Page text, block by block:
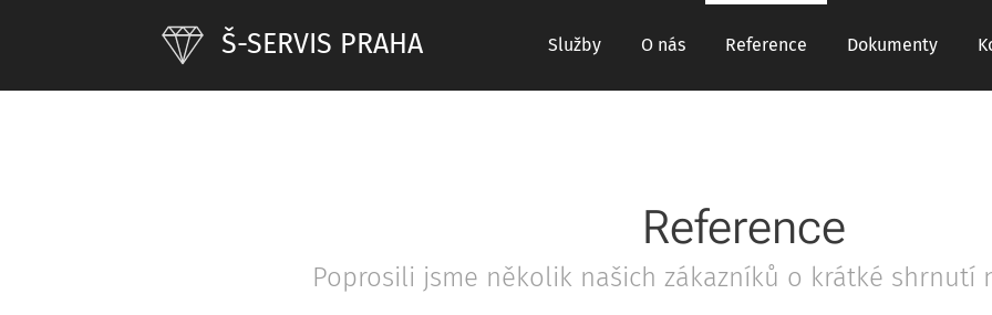
Š-SERVIS PRAHA Služby O nás Reference Dokumenty
Reference
Poprosili jsme několik našich zákazníků o krátké shrnutí